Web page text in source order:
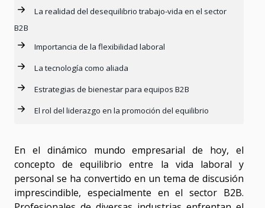
La realidad del desequilibrio trabajo-vida en el sector
B2B
Importancia de la flexibilidad laboral
La tecnología como aliada
Estrategias de bienestar para equipos B2B
El rol del liderazgo en la promoción del equilibrio
En el dinámico mundo empresarial de hoy, el
concepto de equilibrio entre la vida laboral y
personal se ha convertido en un tema de discusión
imprescindible, especialmente en el sector B2B.